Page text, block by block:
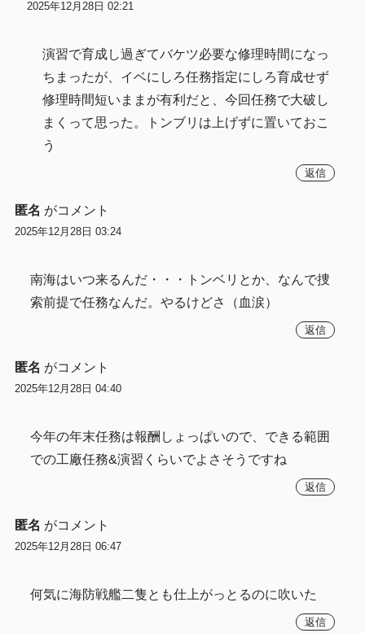
2025年12月28日 02:21
演習で育成し過ぎてバケツ必要な修理時間になっ
ちまったが、イベにしろ任務指定にしろ育成せず
修理時間短いままが有利だと、今回任務で大破し
まくって思った。トンブリは上げずに置いておこ
う
返信
匿名 がコメント
2025年12月28日 03:24
南海はいつ来るんだ・・・トンベリとか、なんで捜
索前提で任務なんだ。やるけどさ（血涙）
返信
匿名 がコメント
2025年12月28日 04:40
今年の年末任務は報酬しょっぱいので、できる範囲
での工廠任務&演習くらいでよさそうですね
返信
匿名 がコメント
2025年12月28日 06:47
何気に海防戦艦二隻とも仕上がっとるのに吹いた
返信